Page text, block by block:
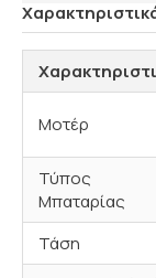
Μοτέρ
Τύπος
Μπαταρίας
Τάση